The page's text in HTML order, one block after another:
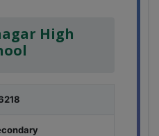
High